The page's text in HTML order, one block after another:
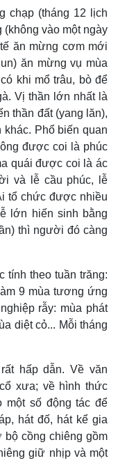
chạp (tháng 12 lịch
(không vào một ngày
ăn mừng cơm mới
ăn mừng vụ mùa
khi mổ trâu, bò để
Vị thần lớn nhất là
thần đất (yang lăn),
khác. Phổ biến quan
được coi là phúc
quái được coi là ác
và lễ cầu phúc, lễ
tổ chức được nhiều
lớn hiến sinh bằng
thì người đó càng
tính theo tuần trăng:
9 mùa tương ứng
rẫy: mùa phát
diệt cỏ... Mỗi tháng
hấp dẫn. Về văn
xưa; về hình thức
một số động tác để
hát đố, hát kể gia
bộ cồng chiêng gồm
giữ nhịp và một